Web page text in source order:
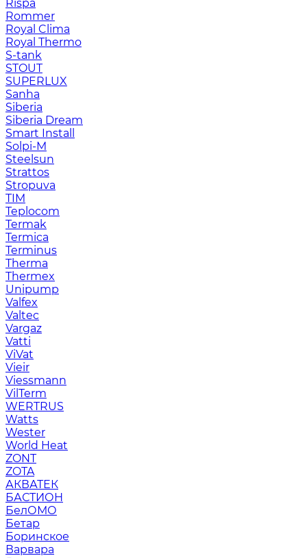
Rispa
Rommer
Royal Clima
Royal Thermo
S-tank
STOUT
SUPERLUX
Sanha
Siberia
Siberia Dream
Smart Install
Solpi-M
Steelsun
Strattos
Stropuva
TIM
Teplocom
Termak
Termica
Terminus
Therma
Thermex
Unipump
Valfex
Valtec
Vargaz
Vatti
ViVat
Vieir
Viessmann
VilTerm
WERTRUS
Watts
Wester
World Heat
ZONT
ZOTA
АКВАТЕК
БАСТИОН
БелОМО
Бетар
Боринское
Варвара